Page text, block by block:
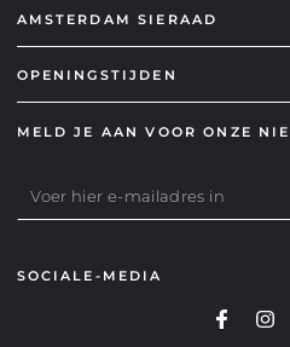
AMSTERDAM SIERAAD
OPENINGSTIJDEN
MELD JE AAN VOOR ONZE
Voer
hier
SOCIALE-MEDIA